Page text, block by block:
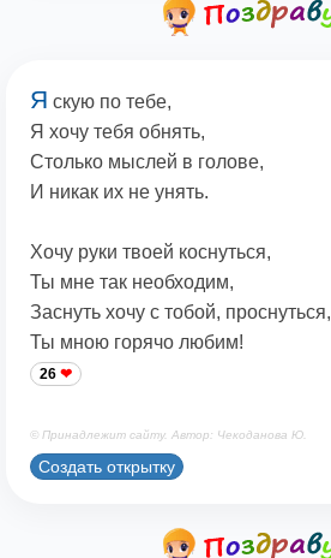
Я скую по тебе,
Я хочу тебя обнять,
Столько мыслей в голове,
И никак их не унять.
Хочу руки твоей коснуться,
Ты мне так необходим,
Заснуть хочу с тобой, проснуться,
Ты мною горячо любим!
26
© Принадлежит сайту. Автор: Чекоданова Ю.
Создать открытку